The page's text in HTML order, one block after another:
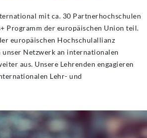
mit ca. 30 Partnerhochschulen
Programm der europäischen Union teil.
europäischen Hochschulallianz
unser Netzwerk an internationalen
aus. Unsere Lehrenden engagieren
Lehr- und